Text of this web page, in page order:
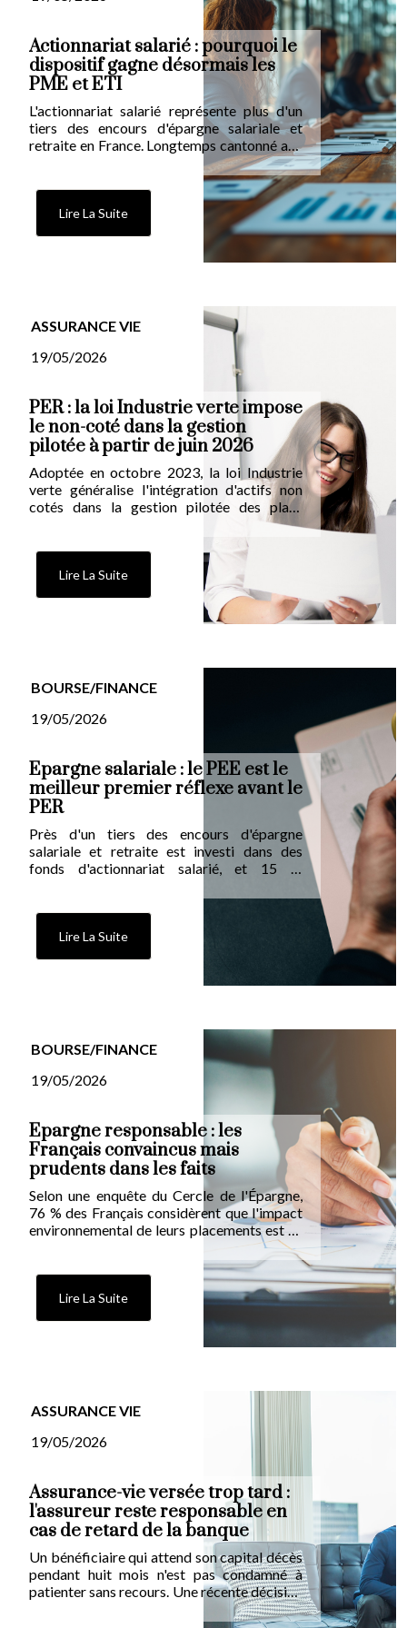
Actionnariat salarié : pourquoi le
dispositif gagne désormais les
PME et ETI
L'actionnariat salarié représente plus d'un
tiers des encours d'épargne salariale et
retraite en France. Longtemps cantonné aux
grands groupes cotés du CAC 40, il s'étend
désormais aux entreprises de taille
intermédiaire et aux PME, avec 280 fonds
non cotés dédiés en 2024 contre 258 en
2023. Décote, abondement, garantie en
capital : les mécanismes se diversifient.
Lire La Suite
ASSURANCE VIE
19/05/2026
PER : la loi Industrie verte impose
le non-coté dans la gestion
pilotée à partir de juin 2026
Adoptée en octobre 2023, la loi Industrie
verte généralise l'intégration d'actifs non
cotés dans la gestion pilotée des plans
d'épargne retraite. Déjà appliquée aux PER
individuels depuis octobre 2024, la règle
s'étendra aux PER collectifs à partir du 30
juin 2026. Une part de 0 à 15 % d'actifs non
cotés, selon le profil et l'horizon de
l'épargnant, viendra alors flécher l'épargne
vers les PME et ETI françaises.
Lire La Suite
BOURSE/FINANCE
19/05/2026
Épargne salariale : le PEE est le
meilleur premier réflexe avant le
PER
Près d'un tiers des encours d'épargne
salariale et retraite est investi dans des
fonds d'actionnariat salarié, et 15 %
placement dépend d'abord d'un arbitrage
en amont : faut-il privilégier le PEE,
débloquable à cinq ans, ou le PER, bloqué
jusqu'à la retraite ? Les règles ont évolué, les
Lire La Suite
BOURSE/FINANCE
19/05/2026
Épargne responsable : les
Français convaincus mais
prudents dans les faits
Selon une enquête du Cercle de l'Épargne,
76 % des Français considèrent que l'impact
environnemental de leurs placements est un
sujet important. Pourtant, seul un sur cinq
détient effectivement un produit
responsable. Entre méfiance face au
greenwashing, complexité des labels et
arbitrages liés au pouvoir d'achat, le
Lire La Suite
ASSURANCE VIE
19/05/2026
Assurance-vie versée trop tard :
l'assureur reste responsable en
cas de retard de la banque
Un bénéficiaire qui attend son capital décès
pendant huit mois n'est pas condamné à
patienter sans recours. Une récente décision
du Médiateur de l'Assurance rappelle qu'un